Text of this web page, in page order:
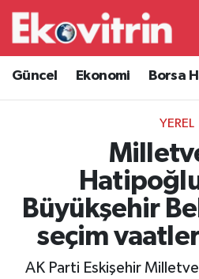
Güncel Ekonomi Borsa
YEREL
Büyükşehir
seçim
AK Parti Eskişehir
Güncel
Ekonomi
Borsa Haberleri
İş Dünyası
Lojistik
Otovitrin
Hava Durumu
Trafik Durumu
Süper Lig Puan Durumu
Tüm Manşetler
Son Dakika Haberleri
Haber Arşivi